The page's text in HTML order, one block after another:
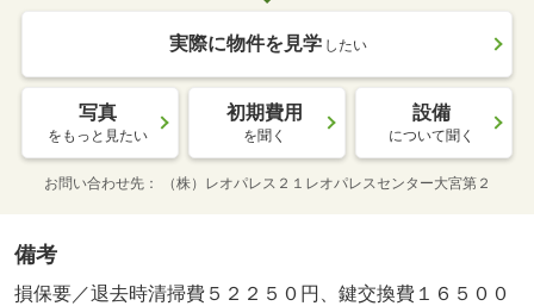
実際に物件を見学 したい
写真
をもっと見たい
初期費用
を聞く
設備
について聞く
お問い合わせ先 （株）レオパレス２１レオパレスセンター大宮第２
備考
損保要／退去時清掃費５２２５０円、鍵交換費１６５００